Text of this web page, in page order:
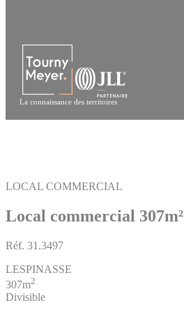
La connaissance des territoires
LOCAL COMMERCIAL
Local commercial 307m²
Réf. 31.3497
LESPINASSE
307m2
Divisible